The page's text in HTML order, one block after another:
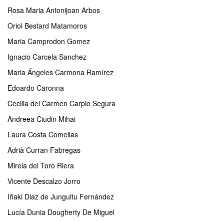
Rosa Maria Antonijoan Arbos
Oriol Bestard Matamoros
Maria Camprodon Gomez
Ignacio Carcela Sanchez
Maria Ángeles Carmona Ramírez
Edoardo Caronna
Cecilia del Carmen Carpio Segura
Andreea Ciudin Mihai
Laura Costa Comellas
Adrià Curran Fabregas
Mireia del Toro Riera
Vicente Descalzo Jorro
Iñaki Diaz de Junguitu Fernández
Lucía Dunia Dougherty De Miguel